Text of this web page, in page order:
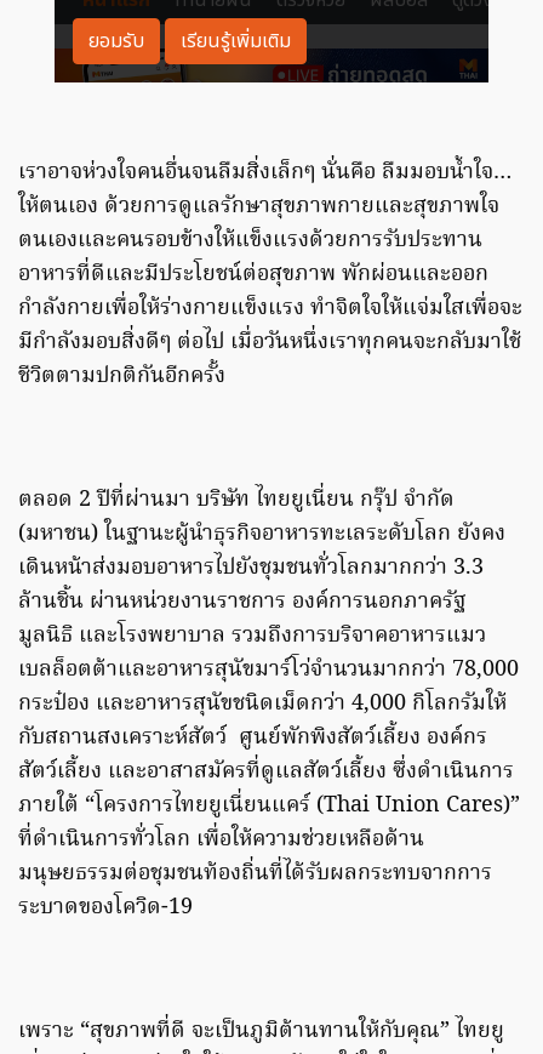
เราอาจห่วงใจคนอื่นจนลืมสิ่งเล็กๆ นั่นคือ ลืมมอบน้ำใจ…
ให้ตนเอง ด้วยการดูแลรักษาสุขภาพกายและสุขภาพใจ
ตนเองและคนรอบข้างให้แข็งแรงด้วยการรับประทาน
อาหารที่ดีและมีประโยชน์ต่อสุขภาพ พักผ่อนและออก
กำลังกายเพื่อให้ร่างกายแข็งแรง ทำจิตใจให้แจ่มใสเพื่อจะ
มีกำลังมอบสิ่งดีๆ ต่อไป เมื่อวันหนึ่งเราทุกคนจะกลับมาใช้
ชีวิตตามปกติกันอีกครั้ง
ตลอด 2 ปีที่ผ่านมา บริษัท ไทยยูเนี่ยน กรุ๊ป จำกัด
(มหาชน) ในฐานะผู้นำธุรกิจอาหารทะเลระดับโลก ยังคง
เดินหน้าส่งมอบอาหารไปยังชุมชนทั่วโลกมากกว่า 3.3
ล้านชิ้น ผ่านหน่วยงานราชการ องค์การนอกภาครัฐ
มูลนิธิ และโรงพยาบาล รวมถึงการบริจาคอาหารแมว
เบลล็อตต้าและอาหารสุนัขมาร์โว่จำนวนมากกว่า 78,000
กระป๋อง และอาหารสุนัขชนิดเม็ดกว่า 4,000 กิโลกรัมให้
กับสถานสงเคราะห์สัตว์ ศูนย์พักพิงสัตว์เลี้ยง องค์กร
สัตว์เลี้ยง และอาสาสมัครที่ดูแลสัตว์เลี้ยง ซึ่งดำเนินการ
ภายใต้ “โครงการไทยยูเนี่ยนแคร์ (Thai Union Cares)”
ที่ดำเนินการทั่วโลก เพื่อให้ความช่วยเหลือด้าน
มนุษยธรรมต่อชุมชนท้องถิ่นที่ได้รับผลกระทบจากการ
ระบาดของโควิด-19
เพราะ “สุขภาพที่ดี จะเป็นภูมิต้านทานให้กับคุณ” ไทยยู